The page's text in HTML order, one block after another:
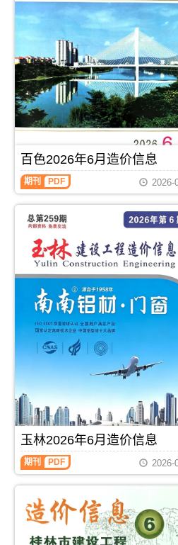
百色2026年6月造价信息
百
色
信
信
息)，
百
色
市
建
设
工
程
价
信
期刊 PDF 2026-
玉林2026年6月造价信息
玉
林
月
期刊 PDF 2026-